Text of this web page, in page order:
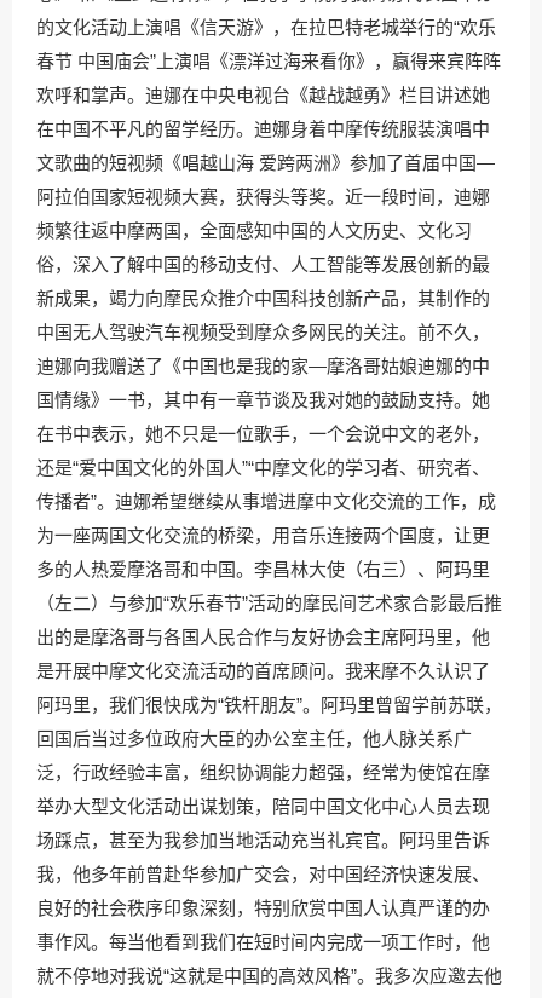
的文化活动上演唱《信天游》，在拉巴特老城举行的“欢乐
春节 中国庙会”上演唱《漂洋过海来看你》，赢得来宾阵阵
欢呼和掌声。迪娜在中央电视台《越战越勇》栏目讲述她
在中国不平凡的留学经历。迪娜身着中摩传统服装演唱中
文歌曲的短视频《唱越山海 爱跨两洲》参加了首届中国—
阿拉伯国家短视频大赛，获得头等奖。近一段时间，迪娜
频繁往返中摩两国，全面感知中国的人文历史、文化习
俗，深入了解中国的移动支付、人工智能等发展创新的最
新成果，竭力向摩民众推介中国科技创新产品，其制作的
中国无人驾驶汽车视频受到摩众多网民的关注。前不久，
迪娜向我赠送了《中国也是我的家—摩洛哥姑娘迪娜的中
国情缘》一书，其中有一章节谈及我对她的鼓励支持。她
在书中表示，她不只是一位歌手，一个会说中文的老外，
还是“爱中国文化的外国人”“中摩文化的学习者、研究者、
传播者”。迪娜希望继续从事增进摩中文化交流的工作，成
为一座两国文化交流的桥梁，用音乐连接两个国度，让更
多的人热爱摩洛哥和中国。李昌林大使（右三）、阿玛里
（左二）与参加“欢乐春节”活动的摩民间艺术家合影最后推
出的是摩洛哥与各国人民合作与友好协会主席阿玛里，他
是开展中摩文化交流活动的首席顾问。我来摩不久认识了
阿玛里，我们很快成为“铁杆朋友”。阿玛里曾留学前苏联，
回国后当过多位政府大臣的办公室主任，他人脉关系广
泛，行政经验丰富，组织协调能力超强，经常为使馆在摩
举办大型文化活动出谋划策，陪同中国文化中心人员去现
场踩点，甚至为我参加当地活动充当礼宾官。阿玛里告诉
我，他多年前曾赴华参加广交会，对中国经济快速发展、
良好的社会秩序印象深刻，特别欣赏中国人认真严谨的办
事作风。每当他看到我们在短时间内完成一项工作时，他
就不停地对我说“这就是中国的高效风格”。我多次应邀去他